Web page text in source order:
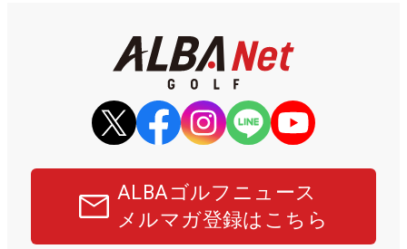
ALBAゴルフニュース
メルマガ登録はこちら